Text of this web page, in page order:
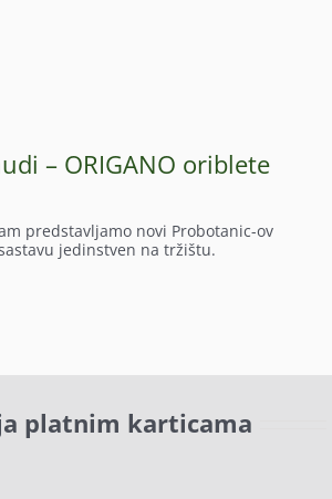
– ORIGANO oriblete
predstavljamo novi Probotanic-ov
jedinstven na tržištu.
platnim karticama